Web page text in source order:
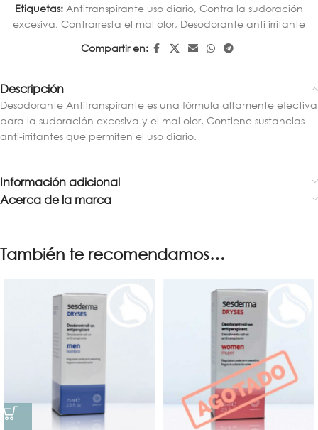
Etiquetas: Antitranspirante uso diario, Contra la sudoración
excesiva, Contrarresta el mal olor, Desodorante anti irritante
Compartir en:
Descripción
Desodorante Antitranspirante es una fórmula altamente efectiva
para la sudoración excesiva y el mal olor. Contiene sustancias
anti-irritantes que permiten el uso diario.
Información adicional
Acerca de la marca
También te recomendamos…